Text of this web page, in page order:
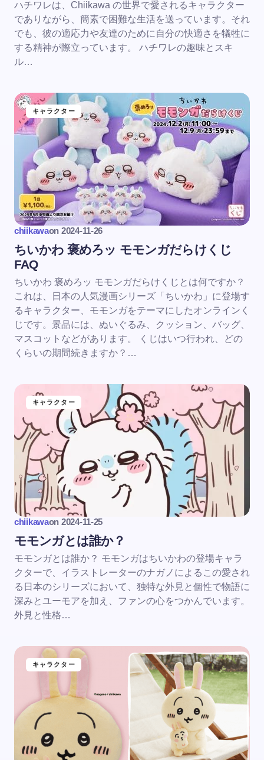
ハチワレは、Chiikawa の世界で愛されるキャラクター
でありながら、簡素で困難な生活を送っています。それ
でも、彼の適応力や友達のために自分の快適さを犠牲に
する精神が際立っています。 ハチワレの趣味とスキ
ル…
キャラクター
chiikawaon 2024-11-26
ちいかわ 褒めろッ モモンガだらけくじ
FAQ
ちいかわ 褒めろッ モモンガだらけくじとは何ですか？
これは、日本の人気漫画シリーズ「ちいかわ」に登場す
るキャラクター、モモンガをテーマにしたオンラインく
じです。景品には、ぬいぐるみ、クッション、バッグ、
マスコットなどがあります。 くじはいつ行われ、どの
くらいの期間続きますか？…
キャラクター
chiikawaon 2024-11-25
モモンガとは誰か？
モモンガとは誰か？ モモンガはちいかわの登場キャラ
クターで、イラストレーターのナガノによるこの愛され
る日本のシリーズにおいて、独特な外見と個性で物語に
深みとユーモアを加え、ファンの心をつかんでいます。
外見と性格…
キャラクター